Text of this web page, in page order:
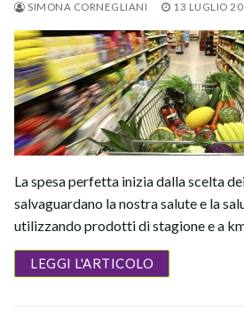
SIMONA CORNEGLIANI 13 LUGLIO
La spesa perfetta inizia dalla scelta
salvaguardano la nostra salute e la
utilizzando prodotti di stagione e a
LEGGI L'ARTICOLO